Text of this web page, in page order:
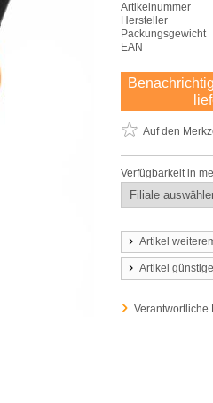
Artikelnummer
Hersteller
Packungsgewicht
EAN
Auf den
Verfügbarkeit in
Artikel
Artikel
Verantwortliche